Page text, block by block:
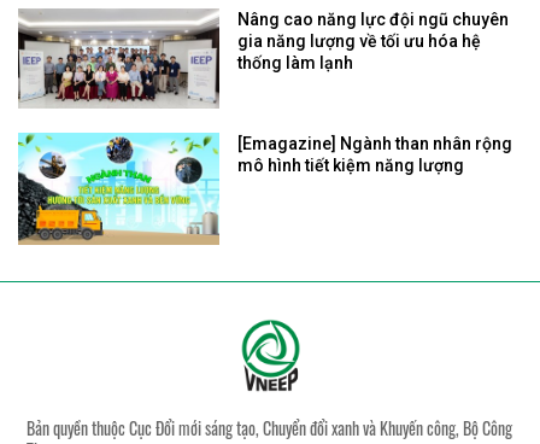
Nâng cao năng lực đội ngũ chuyên
gia năng lượng về tối ưu hóa hệ
thống làm lạnh
[Emagazine] Ngành than nhân rộng
mô hình tiết kiệm năng lượng
Bản quyền thuộc Cục Đổi mới sáng tạo, Chuyển đổi xanh và Khuyến công, Bộ Công